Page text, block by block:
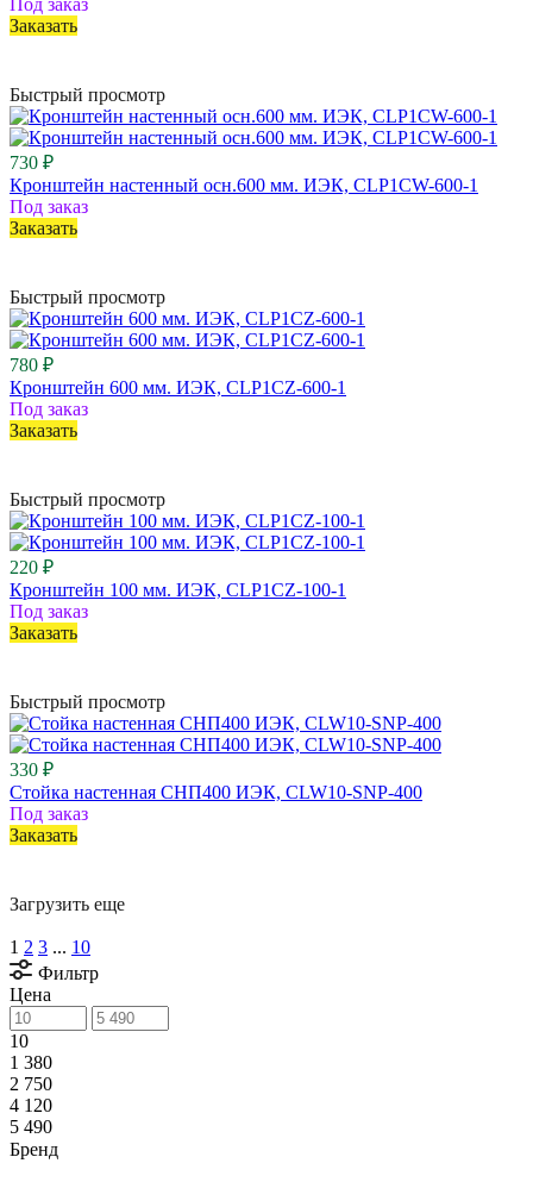
Заказать
Быстрый просмотр
730 ₽
Кронштейн настенный осн.600 мм. ИЭК, CLP1CW-600-1
Под заказ
Заказать
Быстрый просмотр
780 ₽
Кронштейн 600 мм. ИЭК, CLP1CZ-600-1
Под заказ
Заказать
Быстрый просмотр
220 ₽
Кронштейн 100 мм. ИЭК, CLP1CZ-100-1
Под заказ
Заказать
Быстрый просмотр
330 ₽
Стойка настенная СНП400 ИЭК, CLW10-SNP-400
Под заказ
Заказать
Загрузить еще
1 2 3 ... 10
Фильтр
Цена
10
1 380
2 750
4 120
5 490
Бренд